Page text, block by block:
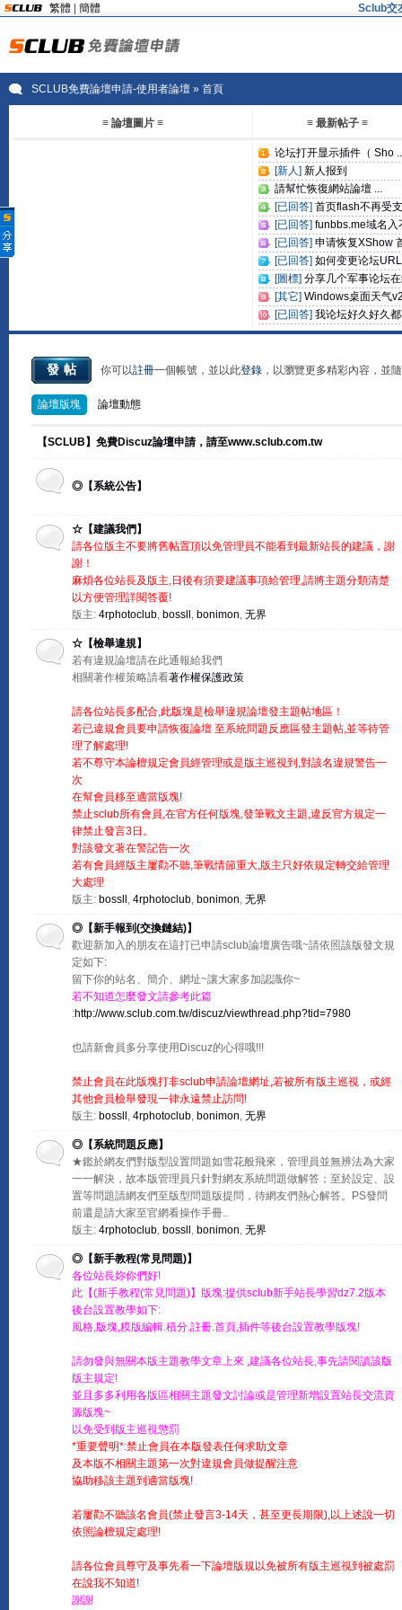
繁體 簡體 Sclub交
SCLUB免費論壇申請-使用者論壇» 首頁
≡ 論壇圖片 ≡ ≡ 最新帖子 ≡
论坛打开显示插件（ Sho
[新人] 新人报到
請幫忙恢復網站論壇 ...
[已回答] 首页flash不再受
怎 ...
[已回答] funbbs.me域名入
到去 ...
[已回答] 申请恢复XShow
N格 ...
[已回答] 如何变更论坛
...
[圖標] 分享几个军事论坛
图 ...
[其它] Windows桌面天气
无 ...
[已回答] 我论坛好久好久
能上 ...
發帖 你可以註冊一個帳號，並以此登錄，以瀏覽更多精彩內容，並
論壇版塊 論壇動態
【SCLUB】免費Discuz論壇申請，請至www.sclub.com.tw
◎【系統公告】
☆【建議我們】
請各位版主不要將舊帖置頂以免管理員不能看到最新站長的建議，謝
謝！
麻煩各位站長及版主,日後有須要建議事項給管理,請將主題分類清楚
以方便管理詳閱答覆!
版主: 4rphotoclub, bossll , bonimon, 无界
☆【檢舉違規】
若有違規論壇請在此通報給我們
相關著作權策略請看著作權保護政策
請各位站長多配合,此版塊是檢舉違規論壇發主題帖地區！
若已違規會員要申請恢復論壇 至系統問題反應區發主題帖,並等待管
理了解處理!
若不尊守本論檀規定會員經管理或是版主巡視到,對該名違規警告一
次
在幫會員移至適當版塊!
禁止sclub所有會員,在官方任何版塊,發筆戰文主題,違反官方規定一
律禁止發言3日。
對該發文著在警記告一次
若有會員經版主屢勸不聽,筆戰情節重大,版主只好依規定轉交給管理
大處理
版主: bossll , 4rphotoclub, bonimon, 无界
◎【新手報到(交換鏈結)】
歡迎新加入的朋友在這打已申請sclub論壇廣告哦~請依照該版發文規
定如下:
留下你的站名、簡介、網址~讓大家多加認識你~
若不知道怎麼發文請參考此篇
:http://www.sclub.com.tw/discuz/viewthread.php?tid=7980
也請新會員多分享使用Discuz的心得哦!!!
禁止會員在此版塊打非sclub申請論壇網址,若被所有版主巡視，或經
其他會員檢舉發現一律永遠禁止訪問!
版主: bossll , 4rphotoclub, bonimon, 无界
◎【系統問題反應】
★鑑於網友們對版型設置問題如雪花般飛來，管理員並無辨法為大家
一一解決，故本版管理員只針對網友系統問題做解答；至於設定、設
置等問題請網友們至版型問題版提問，待網友們熱心解答。PS發問
前還是請大家至官網看操作手冊..
版主: 4rphotoclub, bossll , bonimon, 无界
◎【新手教程(常見問題)】
各位站長妳你們好!
此【(新手教程(常見問題)】版塊:提供sclub新手站長學習dz7.2版本
後台設置教學如下:
風格,版塊,糢版編輯.積分.註冊.首頁,插件等後台設置教學版塊!
請勿發與無關本版主題教學文章上來 ,建議各位站長,事先請閱讀該版
版主規定!
並且多多利用各版區相關主題發文討論或是管理新增設置站長交流資
源版塊~
以免受到版主巡視懲罰
*重要聲明*:禁止會員在本版發表任何求助文章
及本版不相關主題第一次對違規會員做提醒注意
協助移該主題到適當版塊!
若屢勸不聽該名會員(禁止發言3-14天，甚至更長期限),以上述說一切
依照論檀規定處理!
請各位會員尊守及事先看一下論壇版規以免被所有版主巡視到被處罰
在說我不知道!
謝謝